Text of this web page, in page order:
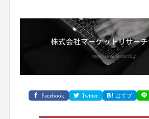
Facebook Twitter はてブ